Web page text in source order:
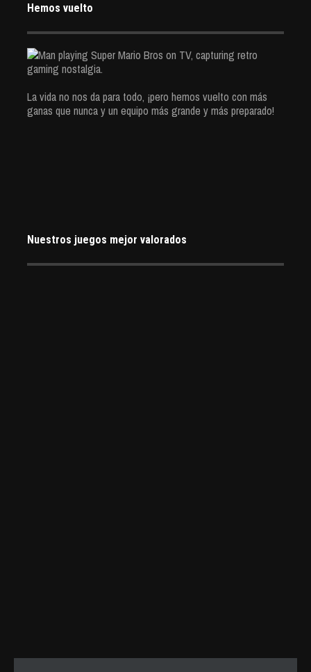
Hemos vuelto
La vida no nos da para todo, ¡pero hemos vuelto con más
ganas que nunca y un equipo más grande y más preparado!
Nuestros juegos mejor valorados